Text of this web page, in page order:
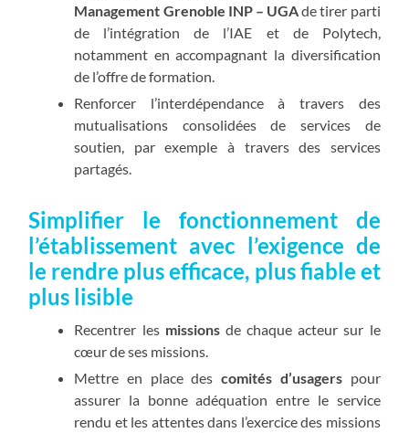
Management Grenoble INP – UGAde tirer parti
de l’intégration de l’IAE et de Polytech,
notamment en accompagnant la diversification
de l’offre de formation.
Renforcer l’interdépendance à travers des
mutualisations consolidées de services de
soutien, par exemple à travers des services
partagés.
Simplifier le fonctionnement de
l’établissement avec l’exigence de
le rendre plus efficace, plus fiable et
plus lisible
Recentrer les missions de chaque acteur sur le
cœur de ses missions.
Mettre en place descomités d’usagers pour
assurer la bonne adéquation entre le service
rendu et les attentes dans l’exercice des missions